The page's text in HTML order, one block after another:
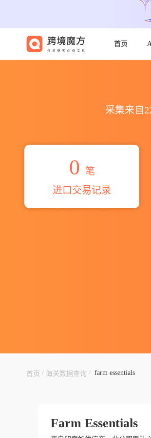
首页
采集来自
0 笔
进口交易记录
首页 / 海关数据查询 / farm essentials
Farm Essentials